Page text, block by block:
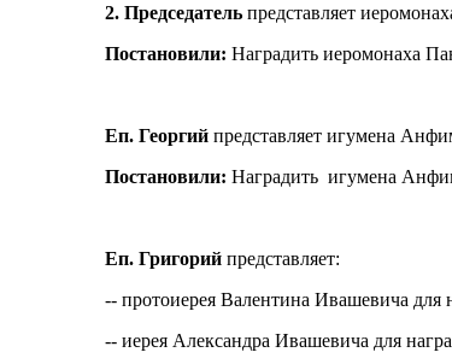
2. Председатель представляет
Постановили: Наградить иеромонаха
Еп. Георгий представляет игумена
Постановили: Наградить игумена
Еп. Григорий представляет:
-- протоиерея Валентина Ивашевича для
-- иерея Александра Ивашевича для